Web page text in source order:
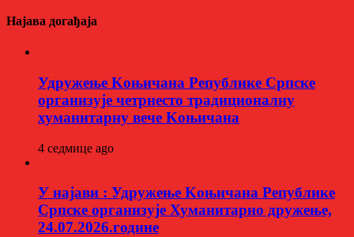
Најава догађаја
Удружење Kоњичана Републике Српске
организује четрнесто традиционалну
хуманитарну вече Kоњичана
4 седмице ago
У најави : Удружење Kоњичана Републике
Српске организује Хуманитарно дружење,
24.07.2026.године